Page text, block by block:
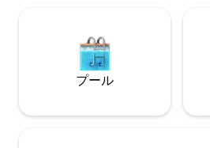
ラ・パロマ、セルウ、スーパーマー
ト、薬局、レストランの近く ビーチから
徒歩12分、マリーナから20分のと
ある、ベナルマデナの特権的な立
マラガ・コスタ・デル・ソル空港は
プール